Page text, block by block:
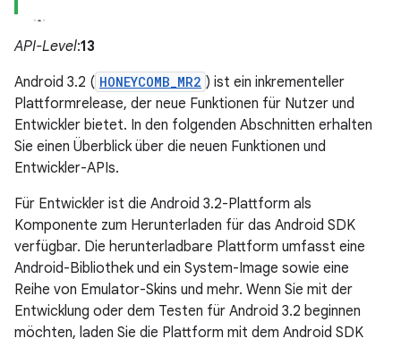
API-Level:13
Android 3.2 ( HONEYCOMB_MR2 ) ist ein inkrementeller
Plattformrelease, der neue Funktionen für Nutzer und
Entwickler bietet. In den folgenden Abschnitten erhalten
Sie einen Überblick über die neuen Funktionen und
Entwickler-APIs.
Für Entwickler ist die Android 3.2-Plattform als
Komponente zum Herunterladen für das Android SDK
verfügbar. Die herunterladbare Plattform umfasst eine
Android-Bibliothek und ein System-Image sowie eine
Reihe von Emulator-Skins und mehr. Wenn Sie mit der
Entwicklung oder dem Testen für Android 3.2 beginnen
möchten, laden Sie die Plattform mit dem Android SDK